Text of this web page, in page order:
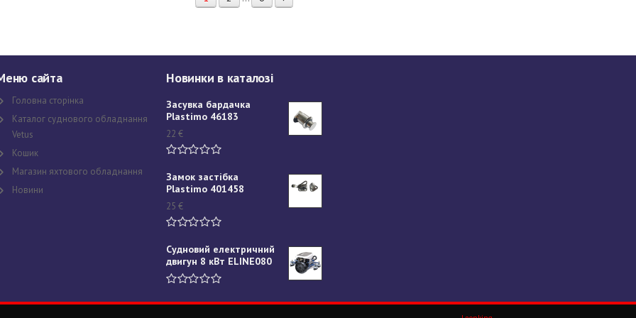
сайта
Головна сторінка
Каталог суднового обладнання
Vetus
Кошик
Магазин яхтового обладнання
Новини
Новинки в каталозі
Засувка бардачка
Plastimo 46183
22 €
Замок застібка
Plastimo 401458
25 €
Судновий електричний
двигун 8 кВт ELINE080